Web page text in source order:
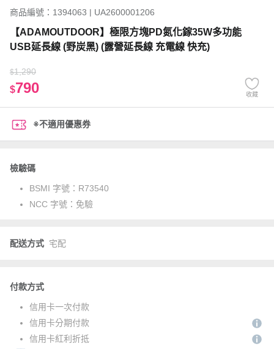
商品編號：1394063 | UA2600001206
【ADAMOUTDOOR】極限方塊PD氮化鎵35W多功能
USB延長線 (野炭黑) (露營延長線 充電線 快充)
$1,290
$790 收藏
※不適用優惠券
檢驗碼
BSMI 字號： R73540
NCC 字號： 免驗
配送方式 宅配
付款方式
信用卡一次付款
信用卡分期付款
信用卡紅利折抵